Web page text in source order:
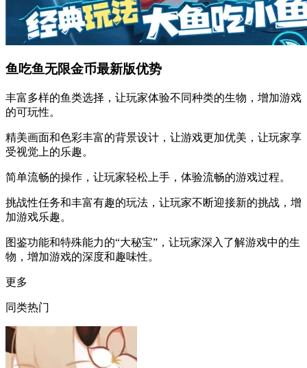
鱼吃鱼无限金币最新版优势
丰富多样的鱼类选择，让玩家体验不同种类的生物，增加游戏
的可玩性。
精美画面和色彩丰富的背景设计，让游戏更加优美，让玩家享
受视觉上的乐趣。
简单流畅的操作，让玩家轻松上手，体验流畅的游戏过程。
挑战性任务和丰富有趣的玩法，让玩家不断迎接新的挑战，增
加游戏乐趣。
图鉴功能和特殊能力的“大秘宝”，让玩家深入了解游戏中的生
物，增加游戏的深度和趣味性。
更多
同类热门